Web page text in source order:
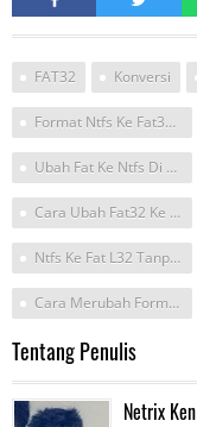
FAT32 Konversi
Format Ntfs Ke Fat32 Tanpa Kehilangan Data
Ubah Fat Ke Ntfs Di Flas Disk
Cara Ubah Fat32 Ke Ntfs Tanpa Format
Ntfs Ke Fat L32 Tanpa Menghapus Data
Cara Merubah Format Fat32 Ke Ntfs Tanpa Kehilangan Data Menggunakan Software
Tentang Penulis
Netrix Ken